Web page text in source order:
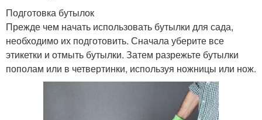
Подготовка бутылок
Прежде чем начать использовать бутылки для сада,
необходимо их подготовить. Сначала уберите все
этикетки и отмыть бутылки. Затем разрежьте бутылки
пополам или в четвертинки, используя ножницы или нож.